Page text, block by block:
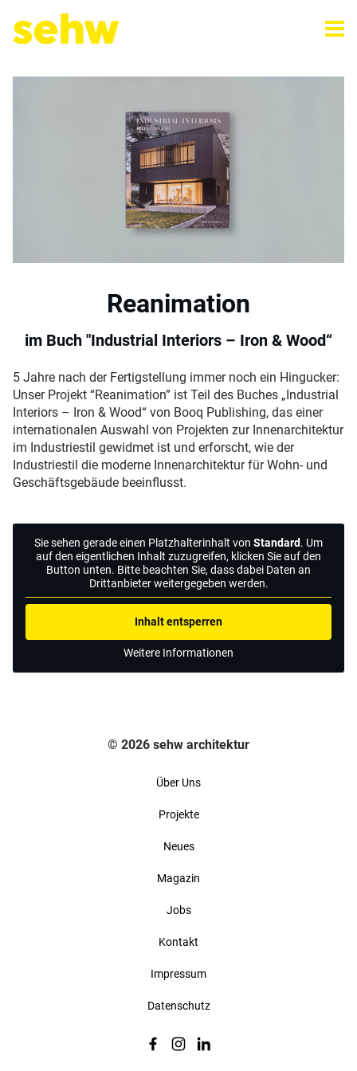
Reanimation
im Buch "Industrial Interiors – Iron & Wood“
5 Jahre nach der Fertigstellung immer noch ein Hingucker:
Unser Projekt “Reanimation” ist Teil des Buches „Industrial
Interiors – Iron & Wood“ von Booq Publishing, das einer
internationalen Auswahl von Projekten zur Innenarchitektur
im Industriestil gewidmet ist und erforscht, wie der
Industriestil die moderne Innenarchitektur für Wohn- und
Geschäftsgebäude beeinflusst.
Sie sehen gerade einen Platzhalterinhalt von Standard. Um
auf den eigentlichen Inhalt zuzugreifen, klicken Sie auf den
Button unten. Bitte beachten Sie, dass dabei Daten an
Drittanbieter weitergegeben werden.
Inhalt entsperren
Weitere Informationen
© 2026 sehw architektur
Über Uns
Projekte
Neues
Magazin
Jobs
Kontakt
Impressum
Datenschutz